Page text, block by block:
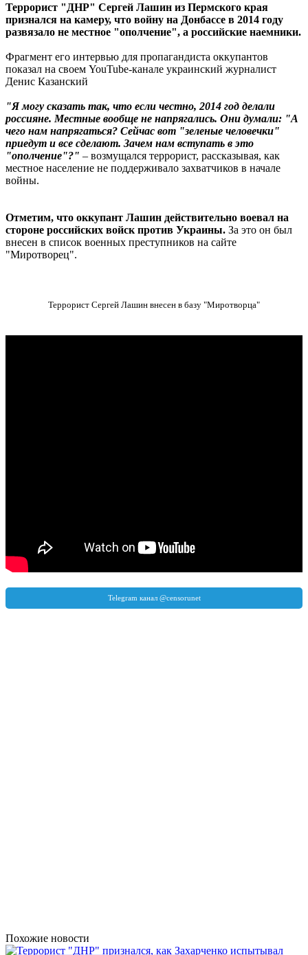
Террорист "ДНР" Сергей Лашин из Пермского края
признался на камеру, что войну на Донбассе в 2014 году
развязало не местное "ополчение", а российские наемники.
Фрагмент его интервью для пропагандиста оккупантов
показал на своем YouTube-канале украинский журналист
Денис Казанский
"Я могу сказать так, что если честно, 2014 год делали
россияне. Местные вообще не напрягались. Они думали: "А
чего нам напрягаться? Сейчас вот "зеленые человечки"
приедут и все сделают. Зачем нам вступать в это
"ополчение"?" – возмущался террорист, рассказывая, как
местное население не поддерживало захватчиков в начале
войны.
Отметим, что оккупант Лашин действительно воевал на
стороне российских войск против Украины. За это он был
внесен в список военных преступников на сайте
"Миротворец".
Террорист Сергей Лашин внесен в базу "Миротворца"
Похожие новости